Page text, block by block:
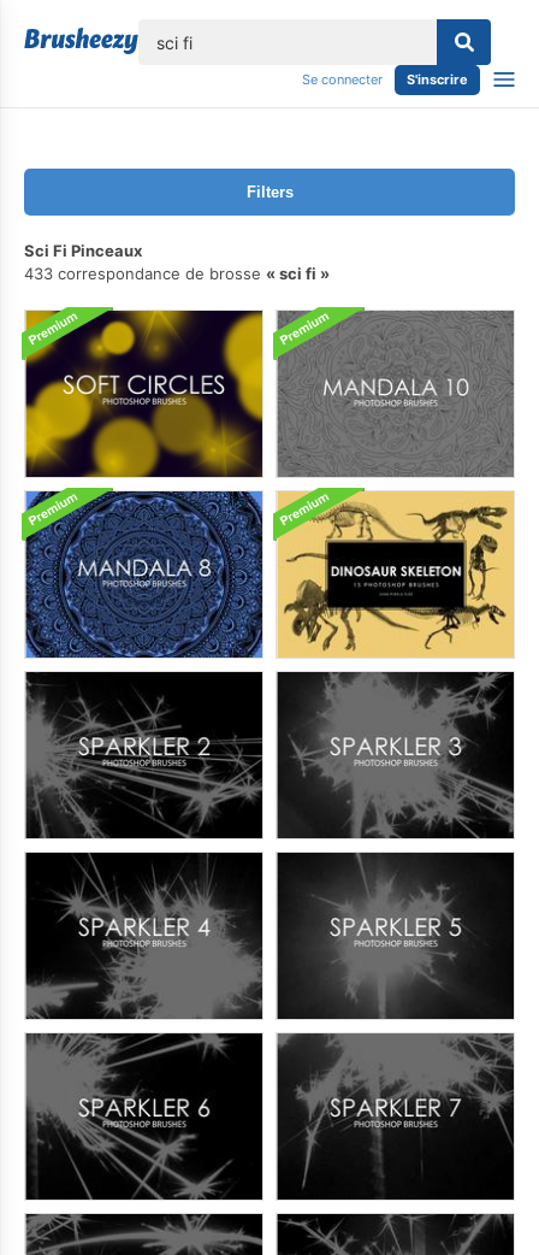
Se connecter S'inscrire
Filters
Sci Fi Pinceaux
433 correspondance de brosse
sci fi